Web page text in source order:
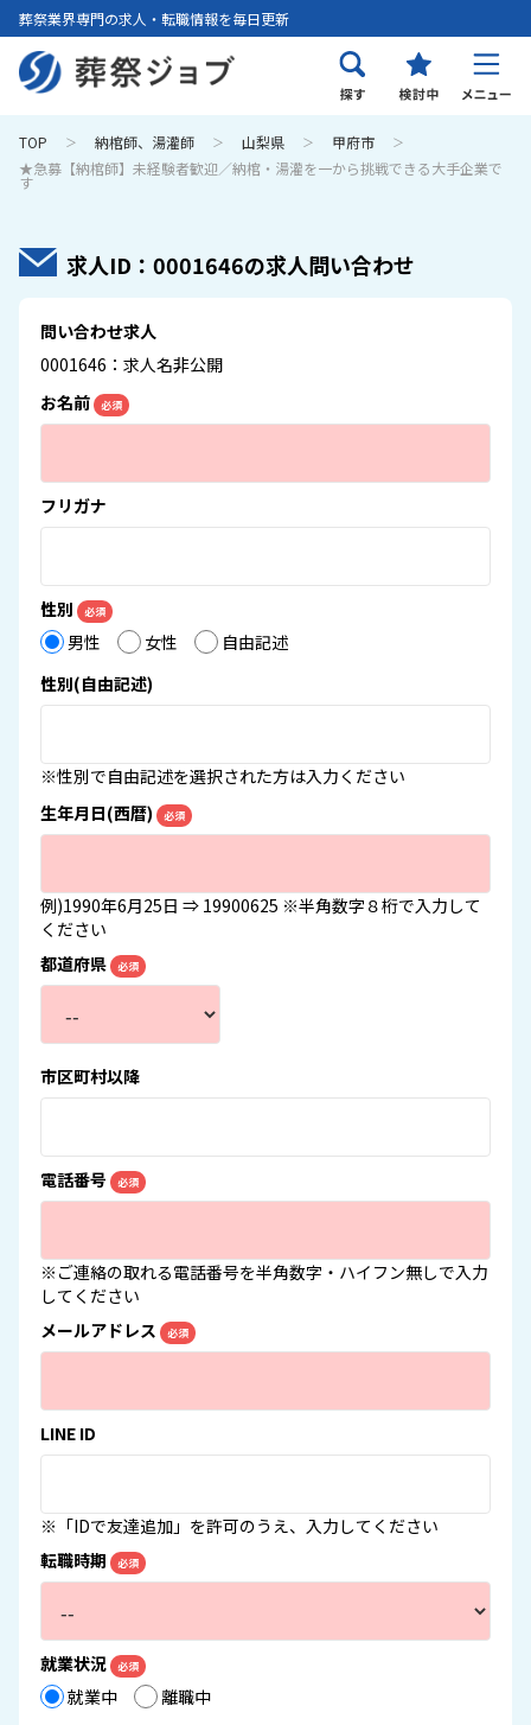
葬祭業界専門の求人・転職情報を毎日更新
TOP 納棺師、湯灌師 山梨県
甲府市
★急募【納棺師】未経験者歓迎／納棺・湯灌を一から挑戦できる大手企業で
す
求人ID：0001646の求人問い合わせ
問い合わせ求人
0001646：求人名非公開
お名前
必須
フリガナ
性別 必須
男性 女性
自由記述
性別(自由記述)
※性別で自由記述を選択された方は入力ください
生年月日(西暦)
必須
例)1990年6月25日 ⇒ 19900625 ※半角数字８桁で入力して
ください
都道府県
必須
市区町村以降
電話番号 必須
※ご連絡の取れる電話番号を半角数字・ハイフン無しで入力
してください
メールアドレス
必須
LINE ID
※「IDで友達追加」を許可のうえ、入力してください
転職時期
必須
就業状況 必須
就業中
離職中